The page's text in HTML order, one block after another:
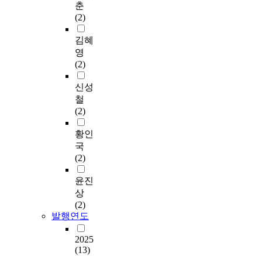
춘
(2)
김혜
영
(2)
신성
철
(2)
황인
국
(2)
윤진
상
(2)
발행연도
2025
(13)